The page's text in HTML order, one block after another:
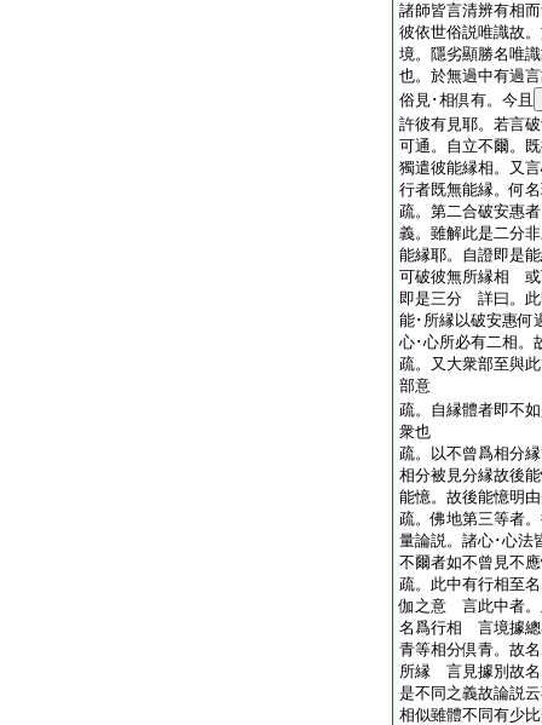
諸師皆言清辨有相
彼依世俗説唯識故
境。隱劣顯勝名唯
也。於無過中有過
俗見･相倶有。今且
許彼有見耶。若言
可通。自立不爾。
獨遣彼能縁相。又
行者既無能縁。何
疏。第二合破安惠
義。雖解此是二分
能縁耶。自證即是
可破彼無所縁相 或
即是三分 詳曰。此
能･所縁以破安惠何
心･心所必有二相
疏。又大衆部至與
部意
疏。自縁體者即不
衆也
疏。以不曾爲相分
相分被見分縁故後
能憶。故後能憶明
疏。佛地第三等者
量論説。諸心･心法
不爾者如不曾見不
疏。此中有行相至
伽之意 言此中者。
名爲行相 言境據總
青等相分倶青。故
所縁 言見據別故名
是不同之義故論説
相似雖體不同有少